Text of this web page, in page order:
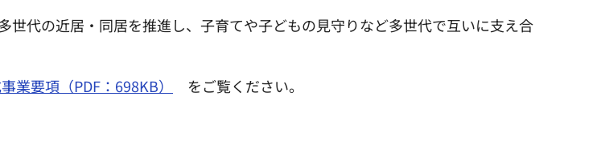
代の近居・同居を推進し、子育てや子どもの見守りなど多世代で互いに支え合
業要項（PDF：698KB）
をご覧ください。